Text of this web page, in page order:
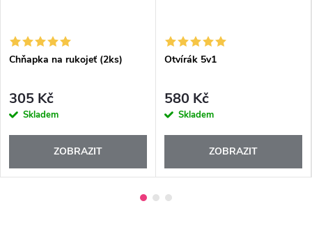
Chňapka na rukojeť (2ks)
305 Kč
Skladem
ZOBRAZIT
Otvírák 5v1
580 Kč
Skladem
ZOBRAZIT